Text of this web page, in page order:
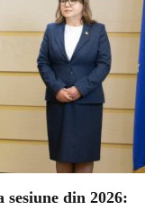
din 2026: